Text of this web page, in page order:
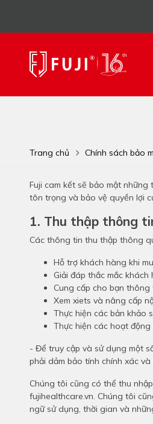
Trang chủ Chính sách bảo
Fuji cam kết sẽ bảo mật
tôn trọng và bảo vệ quyền lợi
1. Thu thập thông
Các thông tin thu thập thông
Hỗ trợ khách hàng khi
Giải đáp thắc mắc khách
Cung cấp cho bạn
Xem xiets và nâng cấp
Thực hiện các bản khảo
Thực hiện các hoạt
- Để truy cập và sử dụng một
phải dảm bảo tính chính xác
Chúng tôi cũng có thể thu
fujihealthcare.vn. Chúng tôi
ngữ sử dụng, thời gian và